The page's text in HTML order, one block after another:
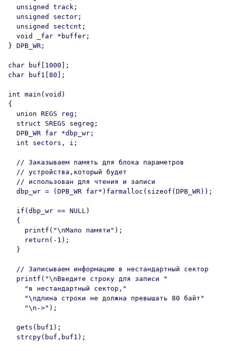
  unsigned track;
  unsigned sector;
  unsigned sectcnt;
  void _far *buffer;
} DPB_WR;
char buf[1000];
char buf1[80];
int main(void)
{
  union REGS reg;
  struct SREGS segreg;
  DPB_WR far *dbp_wr;
  int sectors, i;
  // Заказываем память для блока параметров
  // устройства,который будет
  // использован для чтения и записи
  dbp_wr = (DPB_WR far*)farmalloc(sizeof(DPB_WR));
  if(dbp_wr == NULL)
  {
    printf("\nМало памяти");
    return(-1);
  }
  // Записываем информацию в нестандартный сектор
  printf("\nВведите строку для записи "
    "в нестандартный сектор,"
    "\nдлина строки не должна превышать 80 байт"
    "\n->");
  gets(buf1);
  strcpy(buf,buf1);